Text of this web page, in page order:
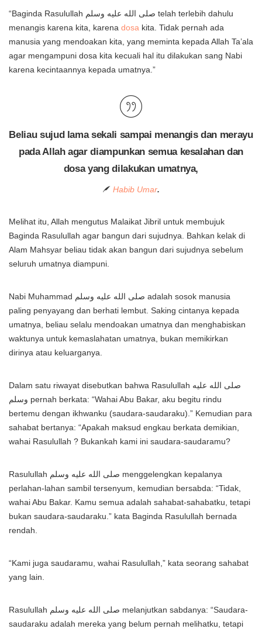
“Baginda Rasulullah صلى الله عليه وسلم telah terlebih dahulu
menangis karena kita, karena dosa kita. Tidak pernah ada
manusia yang mendoakan kita, yang meminta kepada Allah Ta’ala
agar mengampuni dosa kita kecuali hal itu dilakukan sang Nabi
karena kecintaannya kepada umatnya.”
Beliau sujud lama sekali sampai menangis dan merayu
pada Allah agar diampunkan semua kesalahan dan
dosa yang dilakukan umatnya,
Habib Umar.
Melihat itu, Allah mengutus Malaikat Jibril untuk membujuk
Baginda Rasulullah agar bangun dari sujudnya. Bahkan kelak di
Alam Mahsyar beliau tidak akan bangun dari sujudnya sebelum
seluruh umatnya diampuni.
Nabi Muhammad صلى الله عليه وسلم adalah sosok manusia
paling penyayang dan berhati lembut. Saking cintanya kepada
umatnya, beliau selalu mendoakan umatnya dan menghabiskan
waktunya untuk kemaslahatan umatnya, bukan memikirkan
dirinya atau keluarganya.
Dalam satu riwayat disebutkan bahwa Rasulullah صلى الله عليه
وسلم pernah berkata: “Wahai Abu Bakar, aku begitu rindu
bertemu dengan ikhwanku (saudara-saudaraku).” Kemudian para
sahabat bertanya: “Apakah maksud engkau berkata demikian,
wahai Rasulullah ? Bukankah kami ini saudara-saudaramu?
Rasulullah صلى الله عليه وسلم menggelengkan kepalanya
perlahan-lahan sambil tersenyum, kemudian bersabda: “Tidak,
wahai Abu Bakar. Kamu semua adalah sahabat-sahabatku, tetapi
bukan saudara-saudaraku.” kata Baginda Rasulullah bernada
rendah.
“Kami juga saudaramu, wahai Rasulullah,” kata seorang sahabat
yang lain.
Rasulullah صلى الله عليه وسلم melanjutkan sabdanya: “Saudara-
saudaraku adalah mereka yang belum pernah melihatku, tetapi